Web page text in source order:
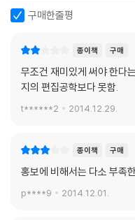
면담 신청을 하고, 몇 달을 기
가 펼쳐놓은 논문 계획서는 읽
한국에서 겨우 학부를 마쳤을
시험 거부로 이어진 대학 생
이론은 학생이 감히 이야기할
도 교수는 이제 막 독일에 정
는 거다. 남의 이론 요약하는
로 제시하고 싶은 이론의 방향
주체적 시선으로 공부하고 있
구매한줄평
종이책 구매
무조건 재미있게 써야 한다
지의 편집공학보다 못함.
t******2 2014.12.29.
종이책 구매
홍보에 비해서는 다소 부족
p****9 2014.12.01.